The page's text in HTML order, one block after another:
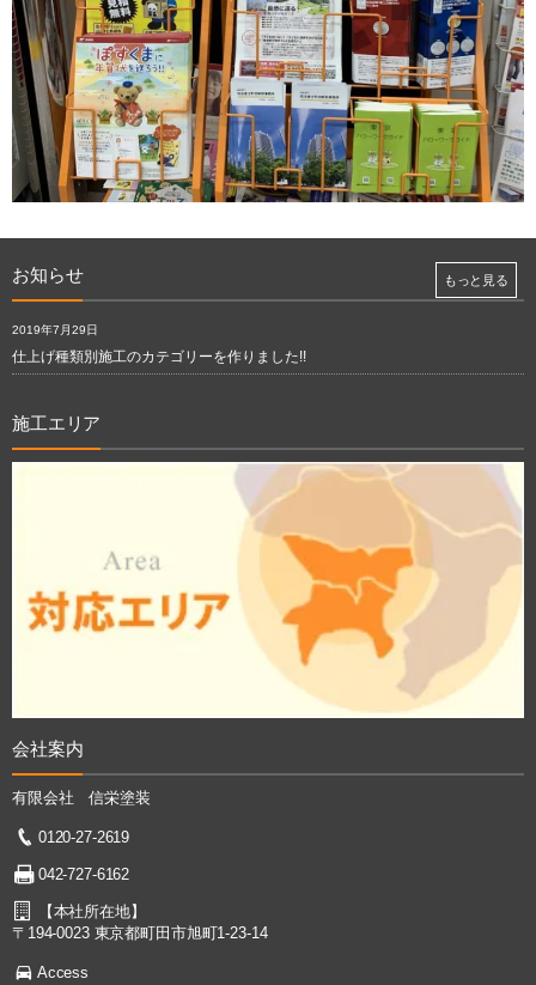
お知らせ
2019年7月29日
仕上げ種類別施工のカテゴリーを作りました!!
もっと見る
施工エリア
会社案内
有限会社 信栄塗装
0120-27-2619
042-727-6162
【本社所在地】
〒194-0023 東京都町田市旭町1-23-14
Access